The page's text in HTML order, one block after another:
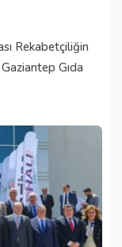
Rekabetçiliğin
Gıda